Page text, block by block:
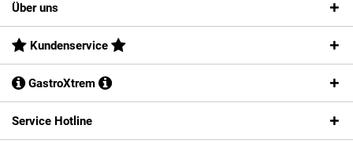
Über uns
Kundenservice
GastroXtrem
Service Hotline